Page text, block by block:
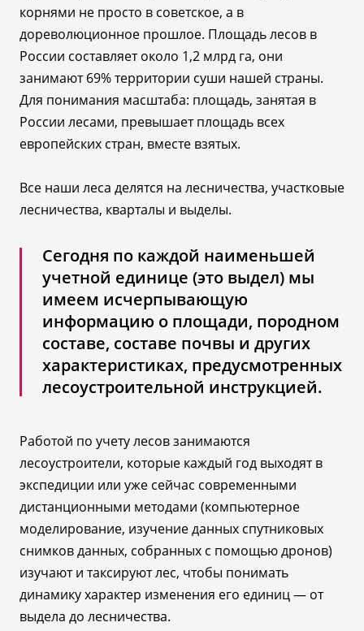
корнями не просто в советское, а в
дореволюционное прошлое. Площадь лесов в
России составляет около 1,2 млрд га, они
занимают 69% территории суши нашей страны.
Для понимания масштаба: площадь, занятая в
России лесами, превышает площадь всех
европейских стран, вместе взятых.
Все наши леса делятся на лесничества, участковые
лесничества, кварталы и выделы.
Сегодня по каждой наименьшей
учетной единице (это выдел) мы
имеем исчерпывающую
информацию о площади, породном
составе, составе почвы и других
характеристиках, предусмотренных
лесоустроительной инструкцией.
Работой по учету лесов занимаются
лесоустроители, которые каждый год выходят в
экспедиции или уже сейчас современными
дистанционными методами (компьютерное
моделирование, изучение данных спутниковых
снимков данных, собранных с помощью дронов)
изучают и таксируют лес, чтобы понимать
динамику характер изменения его единиц— от
выдела до лесничества.